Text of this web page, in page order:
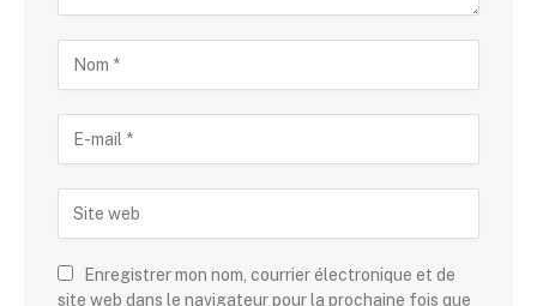
Enregistrer mon nom, courrier électronique et de
site web dans le navigateur pour la prochaine fois que